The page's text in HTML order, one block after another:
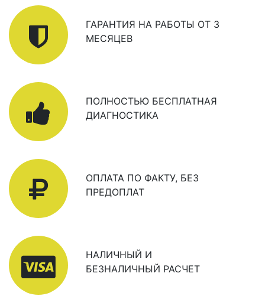
ГАРАНТИЯ НА РАБОТЫ ОТ 3
МЕСЯЦЕВ
ПОЛНОСТЬЮ БЕСПЛАТНАЯ
ДИАГНОСТИКА
ОПЛАТА ПО ФАКТУ, БЕЗ
ПРЕДОПЛАТ
НАЛИЧНЫЙ И
БЕЗНАЛИЧНЫЙ РАСЧЕТ